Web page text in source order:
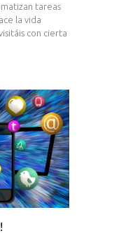
tareas
la vida
con cierta